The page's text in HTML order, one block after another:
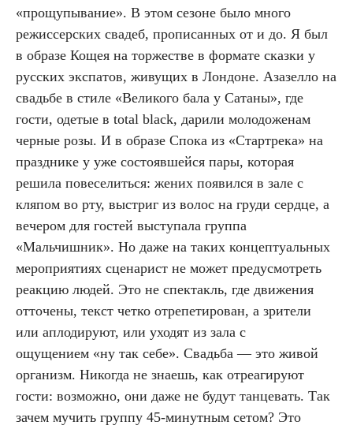
«прощупывание». В этом сезоне было много
режиссерских свадеб, прописанных от и до. Я был
в образе Кощея на торжестве в формате сказки у
русских экспатов, живущих в Лондоне. Азазелло на
свадьбе в стиле «Великого бала у Сатаны», где
гости, одетые в total black, дарили молодоженам
черные розы. И в образе Спока из «Стартрека» на
празднике у уже состоявшейся пары, которая
решила повеселиться: жених появился в зале с
кляпом во рту, выстриг из волос на груди сердце, а
вечером для гостей выступала группа
«Мальчишник». Но даже на таких концептуальных
мероприятиях сценарист не может предусмотреть
реакцию людей. Это не спектакль, где движения
отточены, текст четко отрепетирован, а зрители
или аплодируют, или уходят из зала с
ощущением «ну так себе». Свадьба — это живой
организм. Никогда не знаешь, как отреагируют
гости: возможно, они даже не будут танцевать. Так
зачем мучить группу 45-минутным сетом? Это